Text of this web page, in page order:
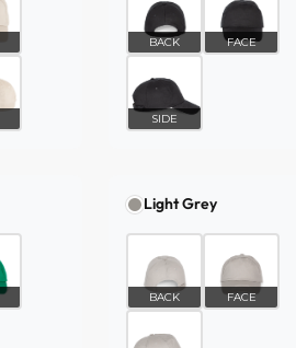
BACK FACE
SIDE
Light Grey
BACK FACE